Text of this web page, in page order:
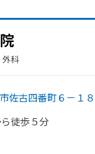
外科
佐古四番町６－１８
徒歩５分